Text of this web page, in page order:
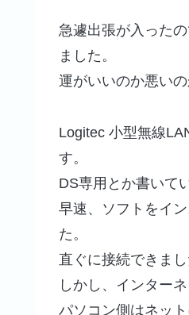
急遽出張が入った
ました。
運がいいのか悪い
Logitec 小型無線
す。
DS専用とか書いて
早速、ソフトをイ
た。
直ぐに接続できまし
しかし、インター
パソコン側はネッ